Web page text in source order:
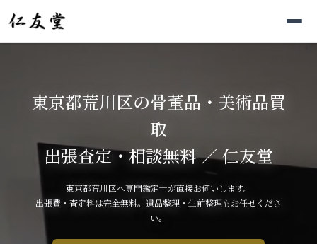
東京都荒川区の骨董品・美術品買
取
出張査定・相談無料 ／ 仁友堂
東京都荒川区へ専門鑑定士が直接お伺いします。
出張費・査定料は完全無料。遺品整理・生前整理もお任せくださ
い。